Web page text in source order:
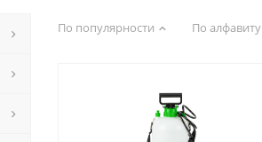
По популярности По алфавиту